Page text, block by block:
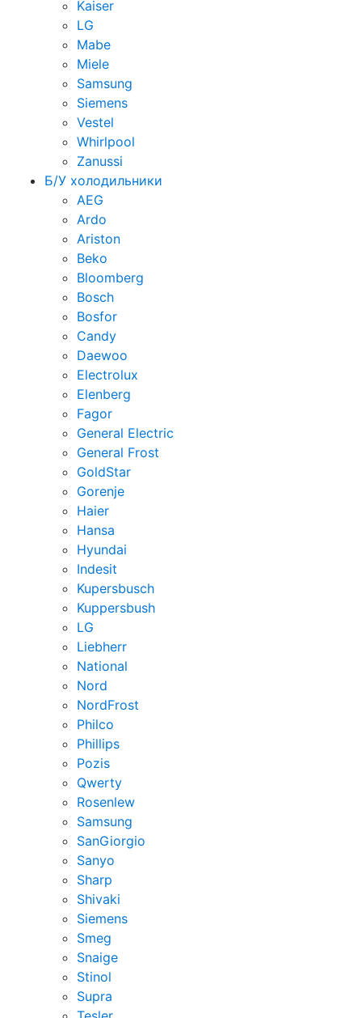
Kaiser
LG
Mabe
Miele
Samsung
Siemens
Vestel
Whirlpool
Zanussi
Б/У холодильники
AEG
Ardo
Ariston
Beko
Bloomberg
Bosch
Bosfor
Candy
Daewoo
Electrolux
Elenberg
Fagor
General Electric
General Frost
GoldStar
Gorenje
Haier
Hansa
Hyundai
Indesit
Kupersbusch
Kuppersbush
LG
Liebherr
National
Nord
NordFrost
Philco
Phillips
Pozis
Qwerty
Rosenlew
Samsung
SanGiorgio
Sanyo
Sharp
Shivaki
Siemens
Smeg
Snaige
Stinol
Supra